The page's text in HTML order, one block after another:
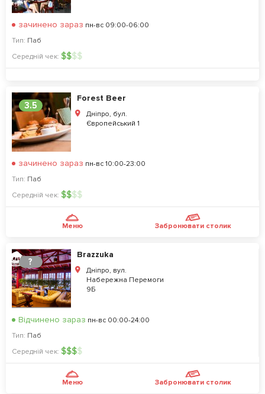
зачинено зараз пн-вс 09:00-06:00
Тип: Паб
Середній чек: $$$$
3.5
Forest Beer
Дніпро, бул.
Європейський 1
зачинено зараз пн-вс 10:00-23:00
Тип: Паб
Середній чек: $$$$
Меню Забронювати столик
?
Brazzuka
Дніпро, вул.
Набережна Перемоги
9Б
Відчинено зараз пн-вс 00:00-24:00
Тип: Паб
Середній чек: $$$$
Меню Забронювати столик